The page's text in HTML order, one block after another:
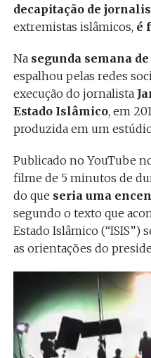
decapitação de
extremistas islâmicos,é
Na segunda semana
espalhou pelas redes
execução do jornalista
Estado Islâmico, em
produzida em um
Publicado no YouTube
filme de 5 minutos de
do que seria uma
segundo o texto que
Estado Islâmico (“ISIS”)
as orientações do